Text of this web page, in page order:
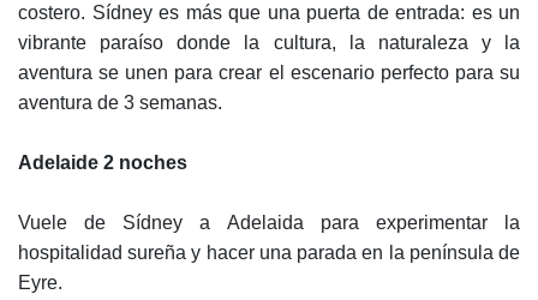
costero. Sídney es más que una puerta de entrada: es un
vibrante paraíso donde la cultura, la naturaleza y la
aventura se unen para crear el escenario perfecto para su
aventura de 3 semanas.
Adelaide 2 noches
Vuele de Sídney a Adelaida para experimentar la
hospitalidad sureña y hacer una parada en la península de
Eyre.